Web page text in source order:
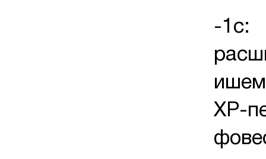
-1с:
ХР-